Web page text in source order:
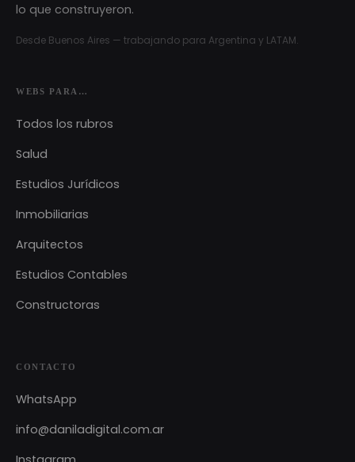
lo que construyeron.
Desde Buenos Aires — trabajando para Argentina y LATAM.
WEBS PARA…
Todos los rubros
Salud
Estudios Jurídicos
Inmobiliarias
Arquitectos
Estudios Contables
Constructoras
CONTACTO
WhatsApp
info@daniladigital.com.ar